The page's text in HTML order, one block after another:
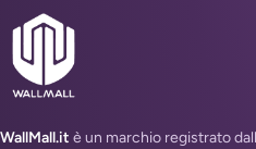
WallMall.it è un marchio registrato